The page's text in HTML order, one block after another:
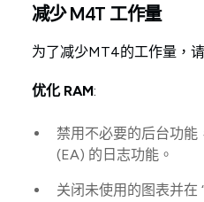
减少 M4T 工作量
为了减少MT4的工作量，
优化 RAM:
禁用不必要的后台功能
(EA) 的日志功能。
关闭未使用的图表并在